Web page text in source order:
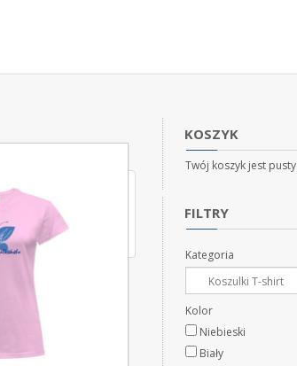
KOSZYK
Twój koszyk jest pusty
FILTRY
Kategoria
Kolor
Niebieski
Biały